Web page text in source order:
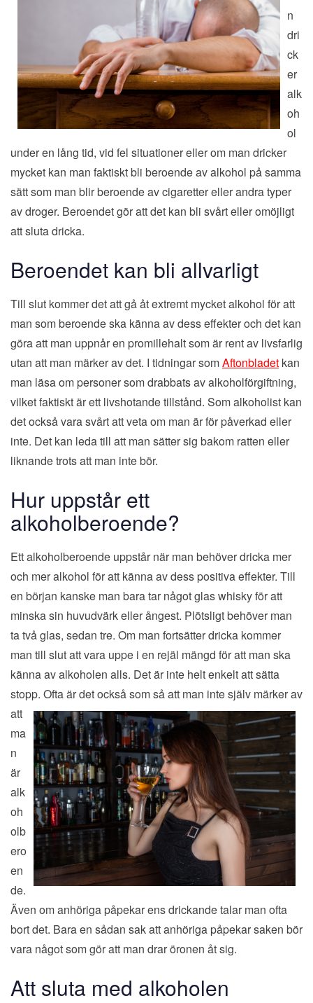
n
dri
ck
er
alk
oh
ol
under en lång tid, vid fel situationer eller om man dricker
mycket kan man faktiskt bli beroende av alkohol på samma
sätt som man blir beroende av cigaretter eller andra typer
av droger. Beroendet gör att det kan bli svårt eller omöjligt
att sluta dricka.
Beroendet kan bli allvarligt
Till slut kommer det att gå åt extremt mycket alkohol för att
man som beroende ska känna av dess effekter och det kan
göra att man uppnår en promillehalt som är rent av livsfarlig
utan att man märker av det. I tidningar somAftonbladet kan
man läsa om personer som drabbats av alkoholförgiftning,
vilket faktiskt är ett livshotande tillstånd. Som alkoholist kan
det också vara svårt att veta om man är för påverkad eller
inte. Det kan leda till att man sätter sig bakom ratten eller
liknande trots att man inte bör.
Hur uppstår ett
alkoholberoende?
Ett alkoholberoende uppstår när man behöver dricka mer
och mer alkohol för att känna av dess positiva effekter. Till
en början kanske man bara tar något glas whisky för att
minska sin huvudvärk eller ångest. Plötsligt behöver man
ta två glas, sedan tre. Om man fortsätter dricka kommer
man till slut att vara uppe i en rejäl mängd för att man ska
känna av alkoholen alls. Det är inte helt enkelt att sätta
stopp. Ofta är det också som så att man inte själv märker av
att
ma
n
är
alk
oh
olb
ero
en
de.
Även om anhöriga påpekar ens drickande talar man ofta
bort det. Bara en sådan sak att anhöriga påpekar saken bör
vara något som gör att man drar öronen åt sig.
Att sluta med alkoholen